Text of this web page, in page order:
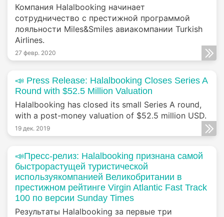
Компания Halalbooking начинает
сотрудничество с престижной программой
лояльности Miles&Smiles авиакомпании Turkish
Airlines.
27 февр. 2020
📣 Press Release: Halalbooking Closes Series A
Round with $52.5 Million Valuation
Halalbooking has closed its small Series A round,
with a post-money valuation of $52.5 million USD.
19 дек. 2019
📣Пресс-релиз: Halalbooking признана самой
быстрорастущей туристической
используякомпанией Великобритании в
престижном рейтинге Virgin Atlantic Fast Track
100 по версии Sunday Times
Результаты Halalbooking за первые три